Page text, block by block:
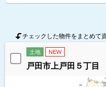
チェックした物件をまとめて
土地 NEW
戸田市上戸田５丁目